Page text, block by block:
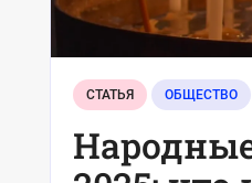
СТАТЬЯ ОБЩЕСТВО